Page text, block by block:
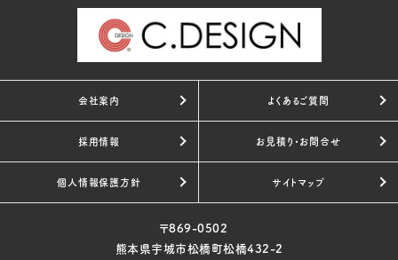
会社案内 よくあるご質問
採用情報 お見積り・お問合せ
個人情報保護方針 サイトマップ
〒869-0502
熊本県宇城市松橋町松橋432-2